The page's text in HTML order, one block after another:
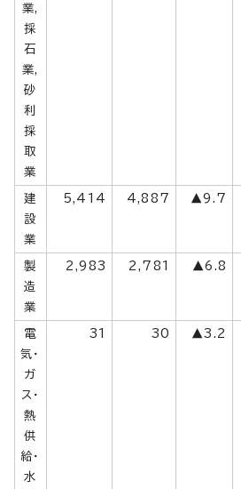
業,
採
石
業,
砂
利
採
取
業
建
設
業
5,414 4,887 ▲9.7
製
造
業
2,983 2,781 ▲6.8
電
気・
ガ
ス・
熱
供
給・
水
31 30 ▲3.2